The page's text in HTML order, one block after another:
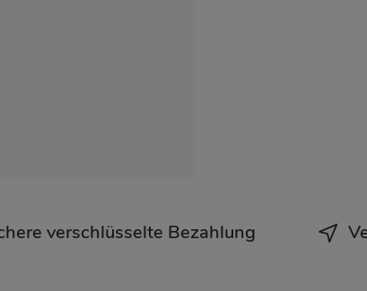
verschlüsselte Bezahlung